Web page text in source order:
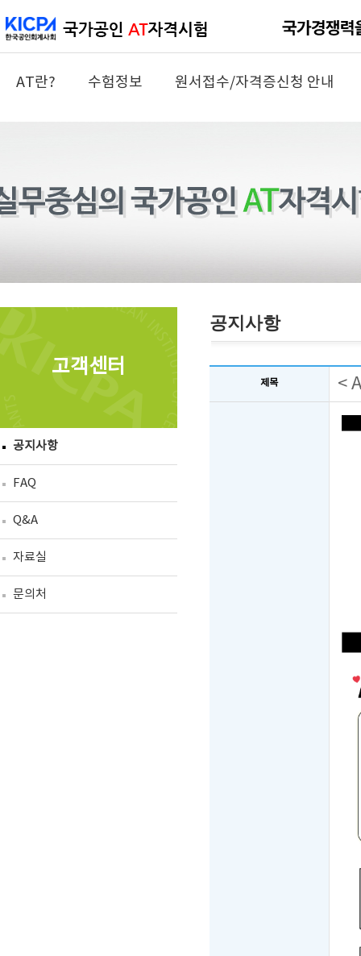
AT란? 수험정보 원서접수/자격증신청 안내
고객센터
공지사항
FAQ
Q&A
자료실
문의처
공지사항
제목 <